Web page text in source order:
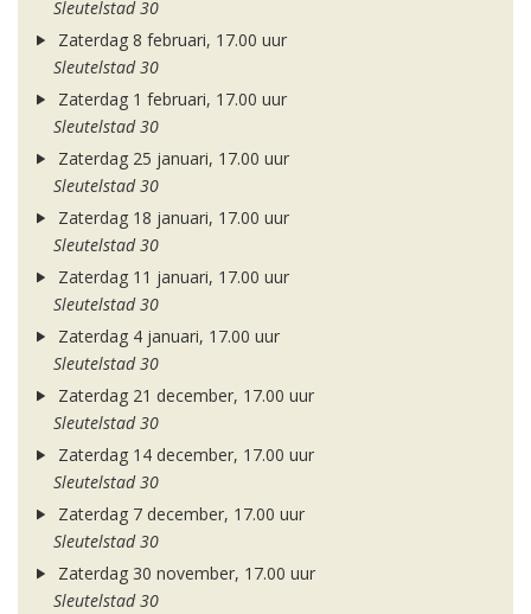
Sleutelstad 30
Zaterdag 8 februari, 17.00 uur
Sleutelstad 30
Zaterdag 1 februari, 17.00 uur
Sleutelstad 30
Zaterdag 25 januari, 17.00 uur
Sleutelstad 30
Zaterdag 18 januari, 17.00 uur
Sleutelstad 30
Zaterdag 11 januari, 17.00 uur
Sleutelstad 30
Zaterdag 4 januari, 17.00 uur
Sleutelstad 30
Zaterdag 21 december, 17.00 uur
Sleutelstad 30
Zaterdag 14 december, 17.00 uur
Sleutelstad 30
Zaterdag 7 december, 17.00 uur
Sleutelstad 30
Zaterdag 30 november, 17.00 uur
Sleutelstad 30